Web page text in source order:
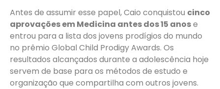
Antes de assumir esse papel, Caio conquistou cinco
aprovações em Medicina antes dos 15 anose
entrou para a lista dos jovens prodígios do mundo
no prêmio Global Child Prodigy Awards. Os
resultados alcançados durante a adolescência hoje
servem de base para os métodos de estudo e
organização que compartilha com outros jovens.